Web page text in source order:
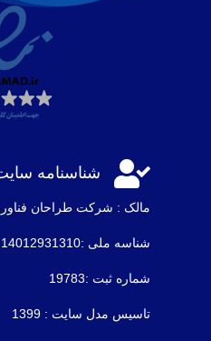
 شناسنامه
مالک : شرکت طراحان
شناسه ملی :14012931310
شماره ثبت :19783
تاسیس مدل سایت : 1399